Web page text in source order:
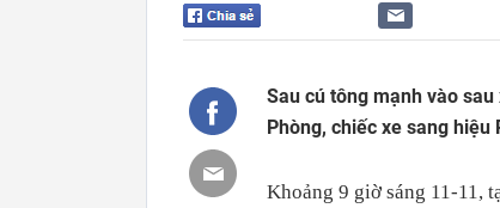
Sau cú tông mạnh vào
Phòng, chiếc xe sang
Khoảng 9 giờ sáng 11-11,